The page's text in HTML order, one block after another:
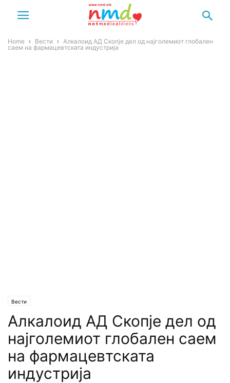
Home Вести
Алкалоид АД Скопје дел од најголемиот глобален
саем на фармацевтската индустрија
Вести
Алкалоид АД Скопје дел од
најголемиот глобален саем
на фармацевтската
индустрија